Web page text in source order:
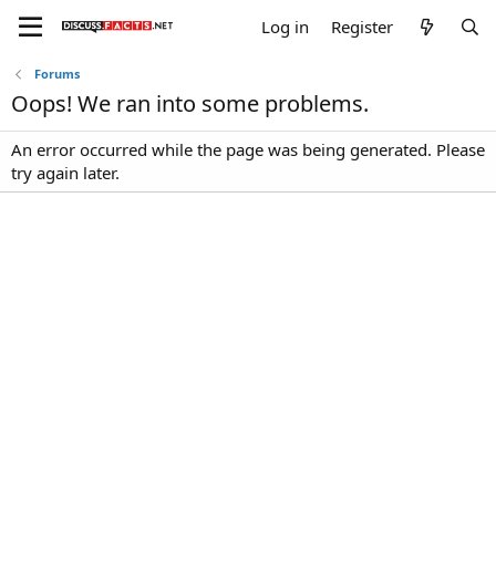
Log in Register
Forums
Oops! We ran into some problems.
An error occurred while the page was being generated. Please
try again later.